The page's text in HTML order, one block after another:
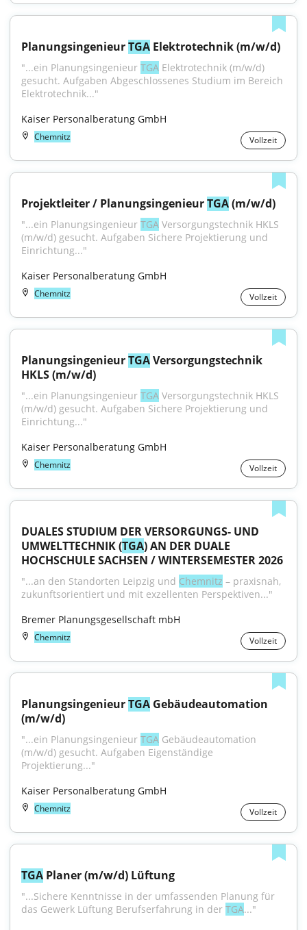
Planungsingenieur TGA Elektrotechnik (m/w/d)
"...ein Planungsingenieur TGA Elektrotechnik (m/w/d)
gesucht. Aufgaben Abgeschlossenes Studium im Bereich
Elektrotechnik..."
Kaiser Personalberatung GmbH
Chemnitz Vollzeit
Projektleiter / Planungsingenieur TGA (m/w/d)
"...ein Planungsingenieur TGA Versorgungstechnik HKLS
(m/w/d) gesucht. Aufgaben Sichere Projektierung und
Einrichtung..."
Kaiser Personalberatung GmbH
Chemnitz Vollzeit
Planungsingenieur TGA Versorgungstechnik
HKLS (m/w/d)
"...ein Planungsingenieur TGA Versorgungstechnik HKLS
(m/w/d) gesucht. Aufgaben Sichere Projektierung und
Einrichtung..."
Kaiser Personalberatung GmbH
Chemnitz Vollzeit
DUALES STUDIUM DER VERSORGUNGS- UND
UMWELTTECHNIK (TGA) AN DER DUALE
HOCHSCHULE SACHSEN / WINTERSEMESTER 2026
"...an den Standorten Leipzig und Chemnitz – praxisnah,
zukunftsorientiert und mit exzellenten Perspektiven..."
Bremer Planungsgesellschaft mbH
Chemnitz Vollzeit
Planungsingenieur TGA Gebäudeautomation
(m/w/d)
"...ein Planungsingenieur TGA Gebäudeautomation
(m/w/d) gesucht. Aufgaben Eigenständige
Projektierung..."
Kaiser Personalberatung GmbH
Chemnitz Vollzeit
TGA Planer (m/w/d) Lüftung
"...Sichere Kenntnisse in der umfassenden Planung für
das Gewerk Lüftung Berufserfahrung in der TGA..."